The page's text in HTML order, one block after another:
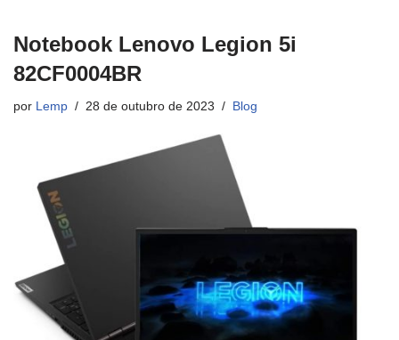
Notebook Lenovo Legion 5i
82CF0004BR
por Lemp 28 de outubro de 2023 Blog